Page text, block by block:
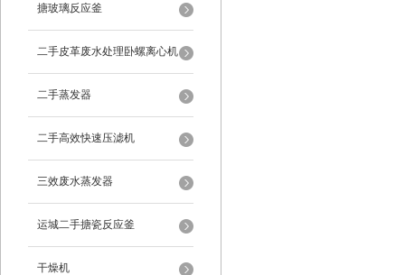
搪玻璃反应釜
二手皮革废水处理卧螺离心机
二手蒸发器
二手高效快速压滤机
三效废水蒸发器
运城二手搪瓷反应釜
干燥机